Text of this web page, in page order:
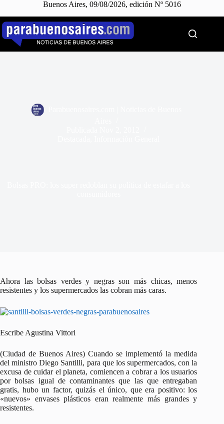
Buenos Aires, 09/08/2026, edición Nº 5016
Saltar
contenido
Ahora las bolsas verdes y negras son más chicas, menos
resistentes y los supermercados las cobran más caras.
Escribe Agustina Vittori
(Ciudad de Buenos Aires) Cuando se implementó la medida
del ministro Diego Santilli, para que los supermercados, con la
excusa de cuidar el planeta, comiencen a cobrar a los usuarios
por bolsas igual de contaminantes que las que entregaban
gratis, hubo un factor, quizás el único, que era positivo: los
«nuevos» envases plásticos eran realmente más grandes y
resistentes.